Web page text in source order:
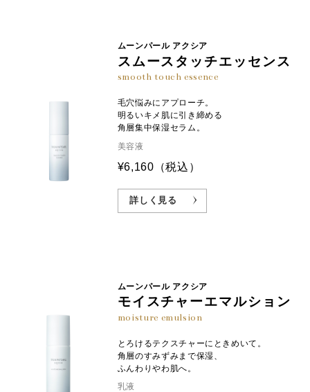
ムーンパール アクシア
スムースタッチエッセンス
smooth touch essence
毛穴悩みにアプローチ。
明るいキメ肌に引き締める
角層集中保湿セラム。
美容液
¥6,160 （税込）
詳しく見る
ムーンパール アクシア
モイスチャーエマルション
moisture emulsion
とろけるテクスチャーにときめいて。
角層のすみずみまで保湿、
ふんわりやわ肌へ。
乳液